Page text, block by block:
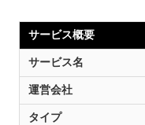
サービス概要
サービス名
運営会社
タイプ